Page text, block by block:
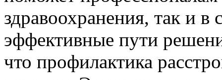
здравоохранения, так и
эффективные пути
что профилактика